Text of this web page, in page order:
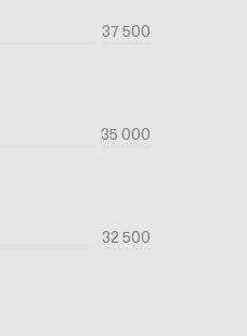
32 500
35 000
37 500